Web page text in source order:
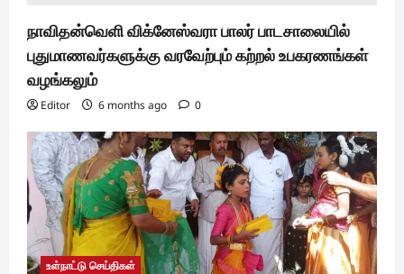
நாவிதன்வெளி விக்னேஸ்வரா பாலர் பாடசாலையில்
புதுமாணவர்களுக்கு வரவேற்பும் கற்றல் உபகரணங்கள்
வழங்கலும்
Editor 6 months ago 0
உள்நாட்டு செய்திகள்